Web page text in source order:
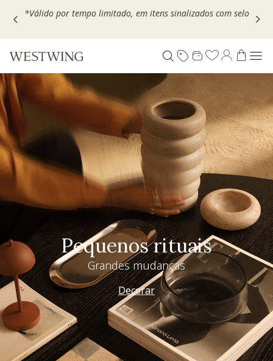
Escolha seu VOUCHER e ganhe até 30% OFF*: useMOVEL30,
Pequenos rituais
Grandes mudanças
Decorar